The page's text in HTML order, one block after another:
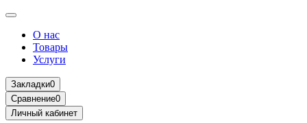
О нас
Товары
Услуги
Закладки0
Сравнение0
Личный кабинет